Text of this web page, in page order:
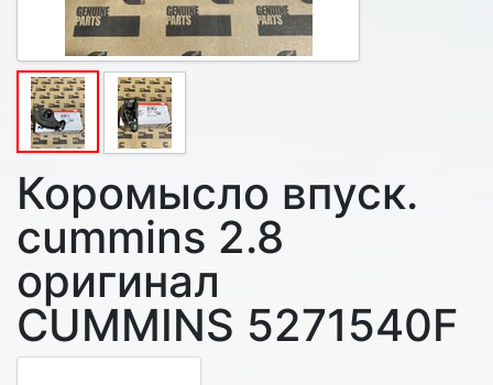
Коромысло впуск.
cummins 2.8
оригинал
CUMMINS 5271540F